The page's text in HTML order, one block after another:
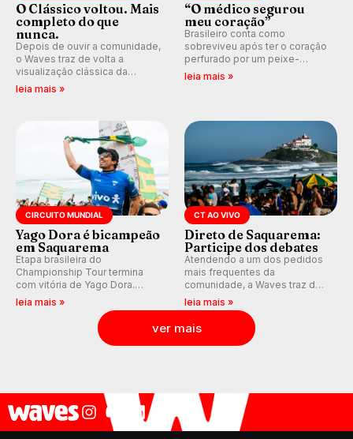
O Clássico voltou. Mais
completo do que
nunca.
Depois de ouvir a comunidade,
o Waves traz de volta a
visualização clássica da
previsão de águas rasas,
ondas para até 16 dias.
leia mais »
“O médico segurou
meu coração”
Brasileiro conta como
sobreviveu após ter o coração
perfurado por um peixe-
agulha enquanto surfava na
leia mais »
CIRCUITO MUNDIAL
Yago Dora é bicampeão
em Saquarema
Etapa brasileira do
Championship Tour termina
com vitória de Yago Dora.
Sawyer Lindblad vence entre
as mulheres e Leonardo
Fioravanti assume liderança do
ranking mundial da WSL, na
etapa de Saquarema.
leia mais »
CT AO VIVO
Direto de Saquarema:
Participe dos debates
Atendendo a um dos pedidos
mais frequentes da
comunidade, a Waves traz de
volta os comentários e
debates em tempo real
durante as etapas do Circuito
Mundial.
leia mais »
ver mais